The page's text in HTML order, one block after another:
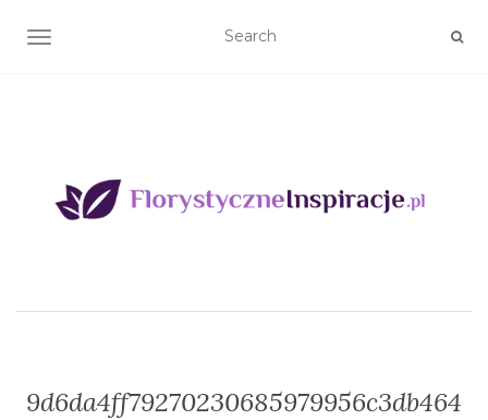
TOGGLE NAVIGATION
9d6da4ff79270230685979956c3db464